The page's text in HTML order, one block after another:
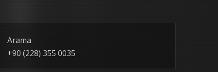
Arama
+90 (228) 355 0035